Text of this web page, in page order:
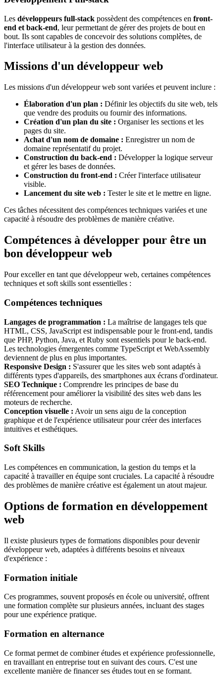
Les développeurs full-stack possèdent des compétences en front-
end et back-end, leur permettant de gérer des projets de bout en
bout. Ils sont capables de concevoir des solutions complètes, de
l'interface utilisateur à la gestion des données.
Missions d'un développeur web
Les missions d'un développeur web sont variées et peuvent inclure :
Élaboration d'un plan : Définir les objectifs du site web, tels
que vendre des produits ou fournir des informations.
Création d'un plan du site : Organiser les sections et les
pages du site.
Achat d'un nom de domaine : Enregistrer un nom de
domaine représentatif du projet.
Construction du back-end : Développer la logique serveur
et gérer les bases de données.
Construction du front-end : Créer l'interface utilisateur
visible.
Lancement du site web : Tester le site et le mettre en ligne.
Ces tâches nécessitent des compétences techniques variées et une
capacité à résoudre des problèmes de manière créative.
Compétences à développer pour être un
bon développeur web
Pour exceller en tant que développeur web, certaines compétences
techniques et soft skills sont essentielles :
Compétences techniques
Langages de programmation : La maîtrise de langages tels que
HTML, CSS, JavaScript est indispensable pour le front-end, tandis
que PHP, Python, Java, et Ruby sont essentiels pour le back-end.
Les technologies émergentes comme TypeScript et WebAssembly
deviennent de plus en plus importantes.
Responsive Design : S'assurer que les sites web sont adaptés à
différents types d'appareils, des smartphones aux écrans d'ordinateur.
SEO Technique : Comprendre les principes de base du
référencement pour améliorer la visibilité des sites web dans les
moteurs de recherche.
Conception visuelle : Avoir un sens aigu de la conception
graphique et de l'expérience utilisateur pour créer des interfaces
intuitives et esthétiques.
Soft Skills
Les compétences en communication, la gestion du temps et la
capacité à travailler en équipe sont cruciales. La capacité à résoudre
des problèmes de manière créative est également un atout majeur.
Options de formation en développement
web
Il existe plusieurs types de formations disponibles pour devenir
développeur web, adaptées à différents besoins et niveaux
d'expérience :
Formation initiale
Ces programmes, souvent proposés en école ou université, offrent
une formation complète sur plusieurs années, incluant des stages
pour une expérience pratique.
Formation en alternance
Ce format permet de combiner études et expérience professionnelle,
en travaillant en entreprise tout en suivant des cours. C'est une
excellente manière de financer ses études tout en se formant.